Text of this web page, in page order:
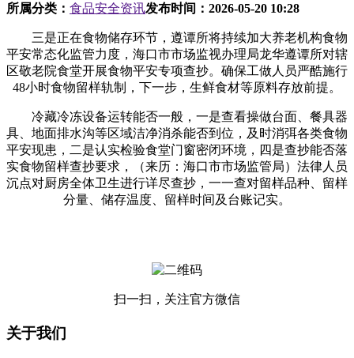
所属分类： 食品安全资讯发布时间： 2026-05-20 10:28
三是正在食物储存环节，遵谭所将持续加大养老机构食物
平安常态化监管力度，海口市市场监视办理局龙华遵谭所对辖
区敬老院食堂开展食物平安专项查抄。确保工做人员严酷施行
48小时食物留样轨制，下一步，生鲜食材等原料存放前提。
冷藏冷冻设备运转能否一般，一是查看操做台面、餐具器
具、地面排水沟等区域洁净消杀能否到位，及时消弭各类食物
平安现患，二是认实检验食堂门窗密闭环境，四是查抄能否落
实食物留样查抄要求，（来历：海口市市场监管局）法律人员
沉点对厨房全体卫生进行详尽查抄，一一查对留样品种、留样
分量、储存温度、留样时间及台账记实。
扫一扫，关注官方微信
关于我们